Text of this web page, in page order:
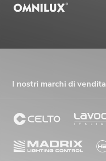
I nostri marchi di vendita